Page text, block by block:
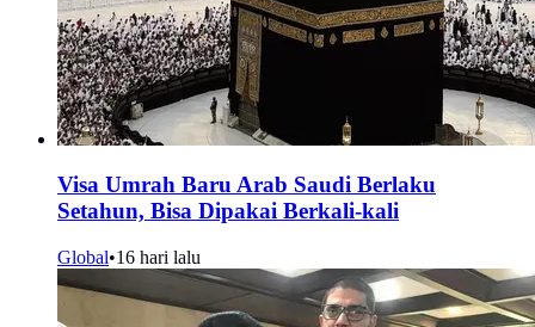
Visa Umrah Baru Arab Saudi Berlaku
Setahun, Bisa Dipakai Berkali-kali
Global•16 hari lalu